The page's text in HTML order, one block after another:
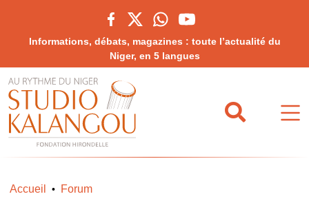
Informations, débats, magazines : toute l’actualité du
Niger, en 5 langues
Accueil • Forum